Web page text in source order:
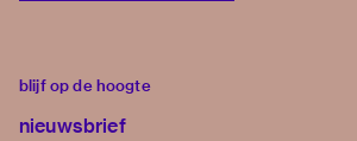
blijf op de hoogte
nieuwsbrief